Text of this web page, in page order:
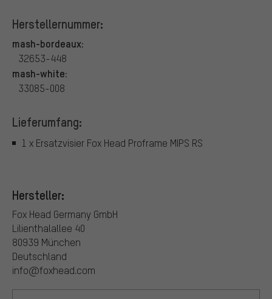
Herstellernummer:
mash-bordeaux:
32653-448
mash-white:
33085-008
Lieferumfang:
1 x Ersatzvisier Fox Head Proframe MIPS RS
Hersteller:
Fox Head Germany GmbH
Lilienthalallee 40
80939 München
Deutschland
info@foxhead.com